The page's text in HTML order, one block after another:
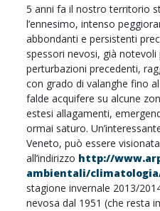
5 anni fa il nostro territorio
l’ennesimo, intenso
abbondanti e persistenti
spessori nevosi, già
perturbazioni precedenti,
con grado di valanghe fino
falde acquifere su alcune
estesi allagamenti,
ormai saturo.
Veneto, può essere visionata
all’indirizzo http://
ambientali/
stagione invernale 2013/
nevosa dal 1951 (che resta